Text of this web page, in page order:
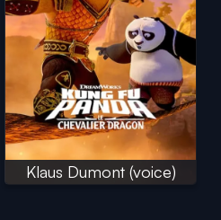
Klaus Dumont (voice)